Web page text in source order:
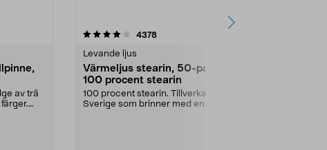
av trä
4378recensioner
Levande ljus
Värmeljus stearin, 50-pack,
100 procent stearin
100 procent stearin. Tillverkade i
Sverige som brinner med en
4.5av 5 stjärnor